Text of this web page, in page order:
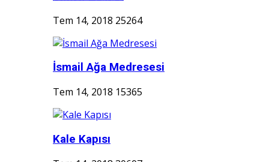
Tem 14, 2018 25264
İsmail Ağa Medresesi
Tem 14, 2018 15365
Kale Kapısı